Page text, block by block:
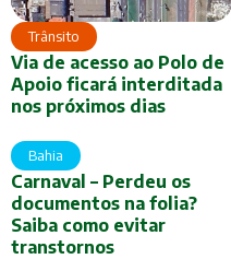
Trânsito
Via de acesso ao Polo de
Apoio ficará interditada
nos próximos dias
Bahia
Carnaval – Perdeu os
documentos na folia?
Saiba como evitar
transtornos